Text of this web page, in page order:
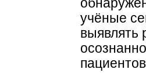
учёные
выявлять